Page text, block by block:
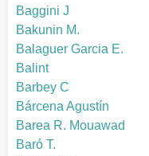
Baggini J
Bakunin M.
Balaguer Garcia E.
Balint
Barbey C
Bárcena Agustín
Barea R. Mouawad
Baró T.